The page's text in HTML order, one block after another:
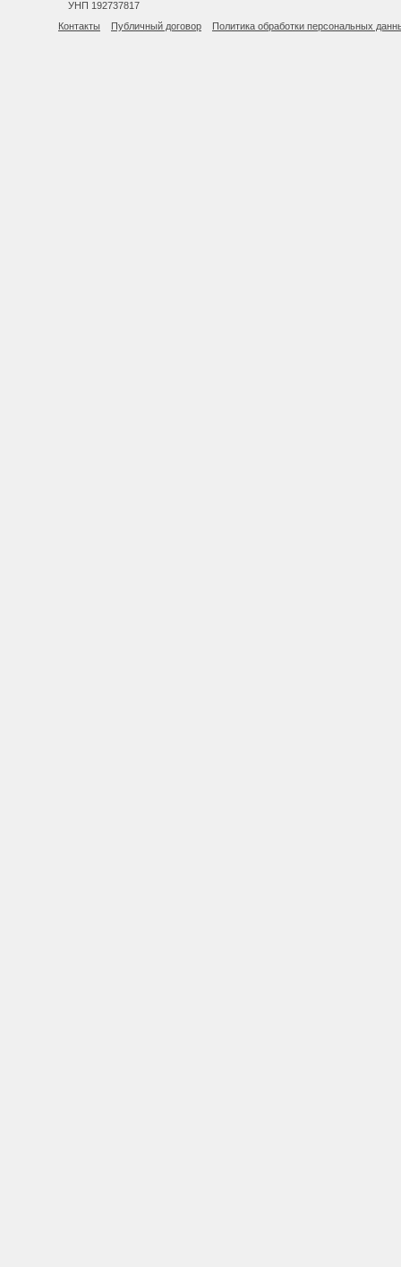
УНП 192737817
Контакты
Публичный договор Политика обработки персональных